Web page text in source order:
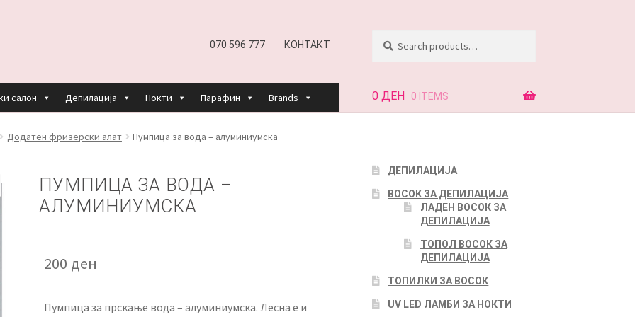
070 596 777 КОНТАКТ
for:
салон Депилација Нокти Парафин Brands
AND RETURNS POLICY
ЗА НАСПРОИЗВОДИ КОРИСНИ СОВЕТИ
0 ДЕН 0 ITEMS
Додатен фризерски алат Пумпица за вода – алуминиумска
ПУМПИЦА ЗА ВОДА –
АЛУМИНИУМСКА
200 ден
Пумпица за прскање вода – алуминиумска. Лесна е и
ДЕПИЛАЦИЈА
ВОСОК ЗА ДЕПИЛАЦИЈА
ЛАДЕН ВОСОК ЗА
ДЕПИЛАЦИЈА
ТОПОЛ ВОСОК ЗА
ДЕПИЛАЦИЈА
ТОПИЛКИ ЗА ВОСОК
UV LED ЛАМБИ ЗА НОКТИ